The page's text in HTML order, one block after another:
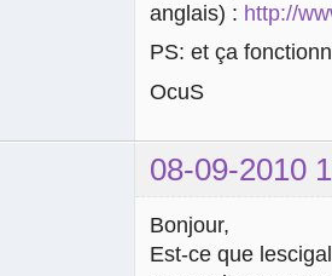
anglais) : http://
PS: et ça
OcuS
08-09-2010
Bonjour,
Est-ce que